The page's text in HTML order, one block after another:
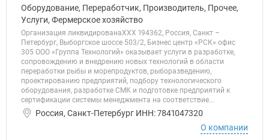
Оборудование, Переработчик, Производитель, Прочее,
Услуги, Фермерское хозяйство
Организация ликвидированаХХХ 194362, Россия, Санкт –
Петербург, Выборгское шоссе 503/2, Бизнес центр «РСК» офис
305 ООО «Группа Технологий» оказывает услуги в разработке,
сопровождению и внедрению новых технологий в области
переработки рыбы и морепродуктов, рыборазведению,
проектированию предприятий, подбору технологического
оборудования, разработке СМК и подготовке предприятий к
сертификации системы менеджмента на соответствие...
Россия, Санкт-Петербург ИНН: 7841047320
О компании